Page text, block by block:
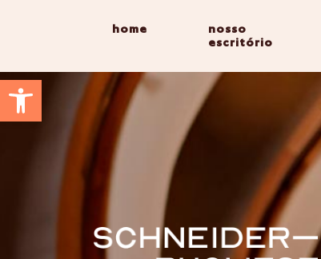
Abrir a barra de ferramentas
home
nosso
escritório